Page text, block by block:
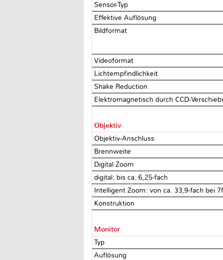
Sensor-Typ
Effektive Auflösung
Bildformat
Videoformat
Lichtempfindlichkeit
Shake Reduction
Elektromagnetisch durch CCD-
Objektiv
Objektiv-Anschluss
Brennweite
Digital Zoom
digital: bis ca. 6,25-fach
Intelligent Zoom: von ca. 33,9-fach bei
Konstruktion
Monitor
Typ
Auflösung